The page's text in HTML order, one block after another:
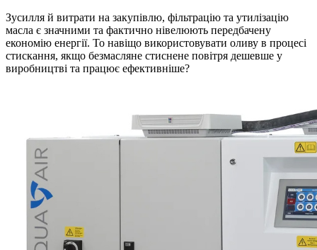
Зусилля й витрати на закупівлю, фільтрацію та утилізацію
масла є значними та фактично нівелюють передбачену
економію енергії. То навіщо використовувати оливу в процесі
стискання, якщо безмасляне стиснене повітря дешевше у
виробництві та працює ефективніше?